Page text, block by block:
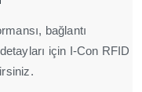
bağlantı
için I-Con RFID